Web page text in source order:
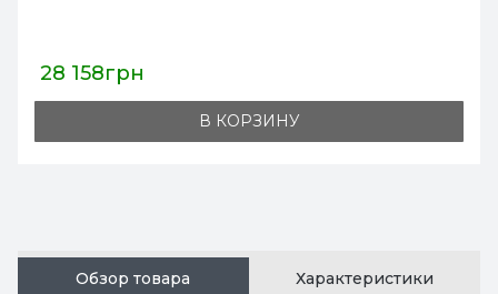
Обзор товара Характеристики